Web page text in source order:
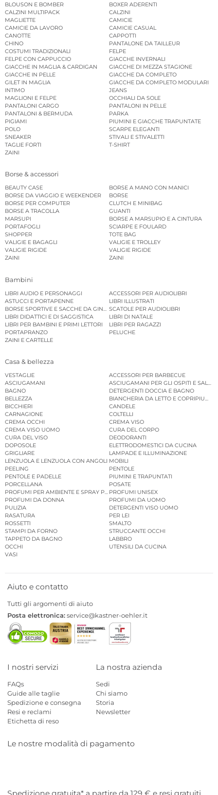
BLOUSON E BOMBER
BOXER ADERENTI
CALZINI MULTIPACK
CALZINI
MAGLIETTE
CAMICIE
CAMICIE DA LAVORO
CAMICIE CASUAL
CANOTTE
CAPPOTTI
CHINO
PANTALONE DA TAILLEUR
COSTUMI TRADIZIONALI
FELPE
FELPE CON CAPPUCCIO
GIACCHE INVERNALI
GIACCHE IN MAGLIA & CARDIGAN
GIACCHE DI MEZZA STAGIONE
GIACCHE IN PELLE
GIACCHE DA COMPLETO
GILET IN MAGLIA
GIACCHE DA COMPLETO MODULARI
INTIMO
JEANS
MAGLIONI E FELPE
OCCHIALI DA SOLE
PANTALONI CARGO
PANTALONI IN PELLE
PANTALONI & BERMUDA
PARKA
PIGIAMI
PIUMINI E GIACCHE TRAPUNTATE
POLO
SCARPE ELEGANTI
SNEAKER
STIVALI E STIVALETTI
TAGLIE FORTI
T-SHIRT
ZAINI
Borse & accessori
BEAUTY CASE
BORSE A MANO CON MANICI
BORSE DA VIAGGIO E WEEKENDER
BORSE
BORSE PER COMPUTER
CLUTCH E MINIBAG
BORSE A TRACOLLA
GUANTI
MARSUPI
BORSE A MARSUPIO E A CINTURA
PORTAFOGLI
SCIARPE E FOULARD
SHOPPER
TOTE BAG
VALIGIE E BAGAGLI
VALIGIE E TROLLEY
VALIGIE RIGIDE
VALIGIE RIGIDE
ZAINI
ZAINI
Bambini
LIBRI AUDIO E PERSONAGGI
ACCESSORI PER AUDIOLIBRI
ASTUCCI E PORTAPENNE
LIBRI ILLUSTRATI
BORSE SPORTIVE E SACCHE DA GINNASTICASCATOLE PER AUDIOLIBRI
LIBRI DIDATTICI E DI SAGGISTICA
LIBRI DI NATALE
LIBRI PER BAMBINI E PRIMI LETTORI
LIBRI PER RAGAZZI
PORTAPRANZO
PELUCHE
ZAINI E CARTELLE
Casa & bellezza
VESTAGLIE
ACCESSORI PER BARBECUE
ASCIUGAMANI
ASCIUGAMANI PER GLI OSPITI E
BAGNO
DETERGENTI DOCCIA E BAGNO
BELLEZZA
BIANCHERIA DA LETTO E COPRIPIUMINI
BICCHIERI
CANDELE
CARNAGIONE
COLTELLI
CREMA OCCHI
CREMA VISO
CREMA VISO UOMO
CURA DEL CORPO
CURA DEL VISO
DEODORANTI
DOPOSOLE
ELETTRODOMESTICI DA CUCINA
GRIGLIARE
LAMPADE E ILLUMINAZIONE
LENZUOLA E LENZUOLA CON ANGOLI MOBILI
PEELING
PENTOLE
PENTOLE E PADELLE
PIUMINI E TRAPUNTATI
PORCELLANA
POSATE
PROFUMI PER AMBIENTE E SPRAY PER AMBIENTE
PROFUMI UNISEX
PROFUMI DA DONNA
PROFUMI DA UOMO
PULIZIA
DETERGENTI VISO UOMO
RASATURA
PER LEI
ROSSETTI
SMALTO
STAMPI DA FORNO
STRUCCANTE OCCHI
TAPPETO DA BAGNO
LABBRO
OCCHI
UTENSILI DA CUCINA
VASI
Aiuto e contatto
Tutti gli argomenti di aiuto
Posta elettronica:service@kastner-oehler.it
I nostri servizi
FAQs
Guide alle taglie
Spedizione e consegna
Resi e reclami
Etichetta di reso
La nostra azienda
Sedi
Chi siamo
Storia
Newsletter
Le nostre modalità di pagamento